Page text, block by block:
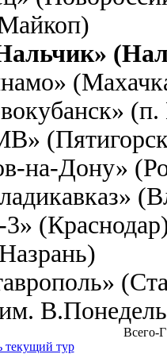
(п.
на-Дону»
текущий тур